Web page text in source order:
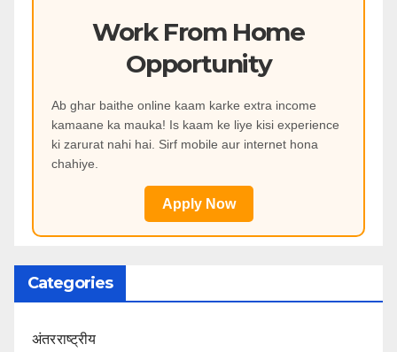
Work From Home
Opportunity
Ab ghar baithe online kaam karke extra income
kamaane ka mauka! Is kaam ke liye kisi experience
ki zarurat nahi hai. Sirf mobile aur internet hona
chahiye.
Apply Now
Categories
अंतरराष्ट्रीय